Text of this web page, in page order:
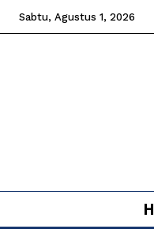
Sabtu, Agustus 1, 2026